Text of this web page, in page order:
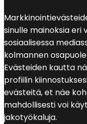
sinulle mainoksia eri
sosiaalisessa
kolmannen
Evästeiden kautta
profiilin
evästeitä, et näe
mahdollisesti voi
jakotyökaluja.